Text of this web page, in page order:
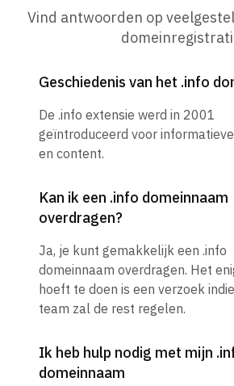
Vind antwoorden op
Geschiedenis van het .info
De .info extensie werd in 2001
geïntroduceerd voor
en content.
Kan ik een .info domeinnaam
overdragen?
Ja, je kunt gemakkelijk een .info
domeinnaam overdragen. Het
hoeft te doen is een verzoek
team zal de rest regelen.
Ik heb hulp nodig met mijn
domeinnaam